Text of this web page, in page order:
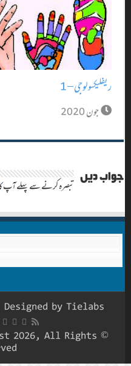
ریفلیکسولوجی – 1
جون 2020
جواب دیں تبصرہ کرنے سے پہلے آپ
Designed by Tielabs
2026, All Rights